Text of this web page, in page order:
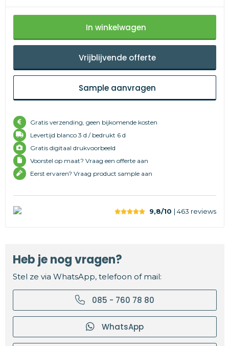
In winkelwagen
Vrijblijvende offerte
Sample aanvragen
Gratis verzending, geen bijkomende kosten
Levertijd blanco 3 d / bedrukt 6 d
Gratis digitaal drukvoorbeeld
Voorstel op maat? Vraag een offerte aan
Eerst ervaren? Vraag product sample aan
9,8/10 | 463 reviews
Heb je nog vragen?
Stel ze via WhatsApp, telefoon of mail:
085 - 760 78 80
WhatsApp